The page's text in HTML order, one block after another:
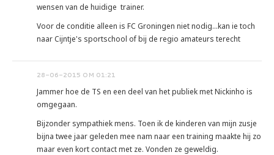
wensen van de huidige trainer.
Voor de conditie alleen is FC Groningen niet nodig...kan ie toch
naar Cijntje's sportschool of bij de regio amateurs terecht
28-06-2015 OM 01:21
Jammer hoe de TS en een deel van het publiek met Nickinho is
omgegaan.
Bijzonder sympathiek mens. Toen ik de kinderen van mijn zusje
bijna twee jaar geleden mee nam naar een training maakte hij zo
maar even kort contact met ze. Vonden ze geweldig.